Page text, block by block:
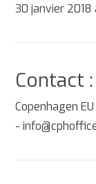
30 janvier 2018
Contact :
Copenhagen
-